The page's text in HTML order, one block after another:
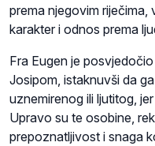
prema njegovim
karakter i odnos prema
Fra Eugen je
Josipom, istaknuvši da
uznemirenog ili ljutitog,
Upravo su te osobine,
prepoznatljivost i snaga